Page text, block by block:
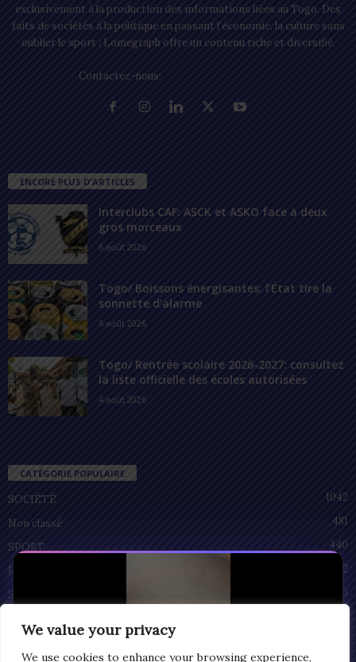
We value your privacy
We use cookies to enhance your browsing experience,
exclusivement à la production des informations liées au Togo. Des
faits de sociétés à la politique en passant l’économie, la culture sans
oublier le sport ; Lomegraph offre un contenu riche et diversifié.
Contactez-nous:
ENCORE PLUS D'ARTICLES
Interclubs CAF: ASCK et ASKO face à deux
gros morceaux
6 août 2026
Togo/ Boissons énergisantes: l’État tire la
sonnette d’alarme
6 août 2026
Togo/ Rentrée scolaire 2026-2027: consultez
la liste officielle des écoles autorisées
4 août 2026
CATÉGORIE POPULAIRE
SOCIÉTÉ
1042
Non classé
481
SPORT
440
POLITIQUE
212
SANTÉ
93